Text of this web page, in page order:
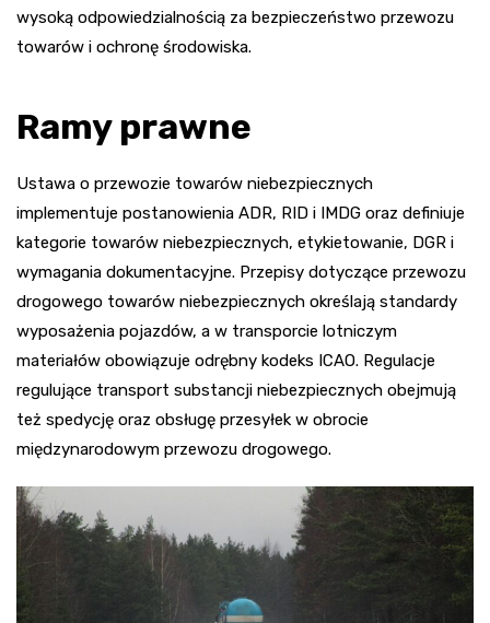
wysoką odpowiedzialnością za bezpieczeństwo przewozu
towarów i ochronę środowiska.
Ramy prawne
Ustawa o przewozie towarów niebezpiecznych
implementuje postanowienia ADR, RID i IMDG oraz definiuje
kategorie towarów niebezpiecznych, etykietowanie, DGR i
wymagania dokumentacyjne. Przepisy dotyczące przewozu
drogowego towarów niebezpiecznych określają standardy
wyposażenia pojazdów, a w transporcie lotniczym
materiałów obowiązuje odrębny kodeks ICAO. Regulacje
regulujące transport substancji niebezpiecznych obejmują
też spedycję oraz obsługę przesyłek w obrocie
międzynarodowym przewozu drogowego.